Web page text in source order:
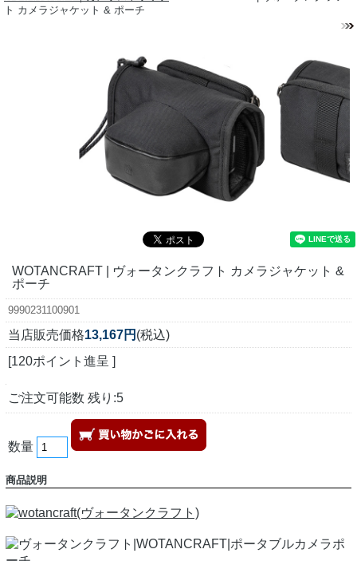
ト カメラジャケット & ポーチ
WOTANCRAFT | ヴォータンクラフト カメラジャケット &
ポーチ
9990231100901
当店販売価格13,167円 (税込)
[120ポイント進呈 ]
ご注文可能数 残り:5
数量
商品説明